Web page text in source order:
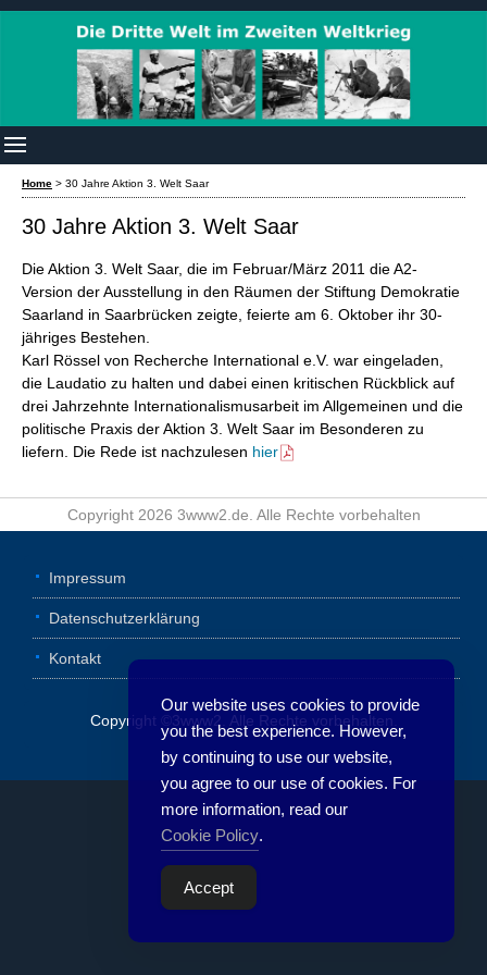
Home > 30 Jahre Aktion 3. Welt Saar
30 Jahre Aktion 3. Welt Saar
Die Aktion 3. Welt Saar, die im Februar/März 2011 die A2-
Version der Ausstellung in den Räumen der Stiftung Demokratie
Saarland in Saarbrücken zeigte, feierte am 6. Oktober ihr 30-
jähriges Bestehen.
Karl Rössel von Recherche International e.V. war eingeladen,
die Laudatio zu halten und dabei einen kritischen Rückblick auf
drei Jahrzehnte Internationalismusarbeit im Allgemeinen und die
politische Praxis der Aktion 3. Welt Saar im Besonderen zu
liefern. Die Rede ist nachzulesen hier
Copyright 2026 3www2.de. Alle Rechte vorbehalten
Impressum
Datenschutzerklärung
Kontakt
Copyright ©3www2. Alle Rechte vorbehalten.
Our website uses cookies to provide
you the best experience. However,
by continuing to use our website,
you agree to our use of cookies. For
more information, read our
Cookie Policy.
Accept